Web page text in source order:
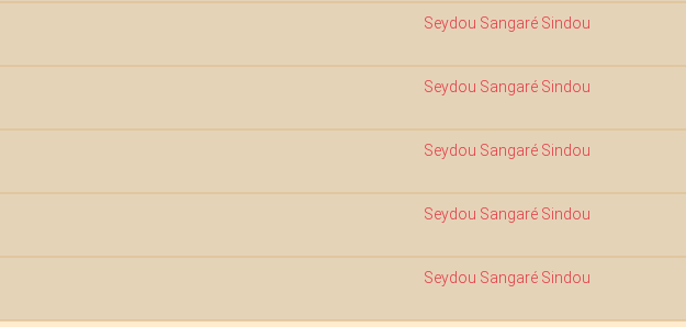
Seydou Sangaré Sindou
Seydou Sangaré Sindou
Seydou Sangaré Sindou
Seydou Sangaré Sindou
Seydou Sangaré Sindou